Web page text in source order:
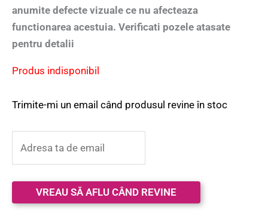
anumite defecte vizuale ce nu afecteaza
functionarea acestuia. Verificati pozele atasate
pentru detalii
Produs indisponibil
Trimite-mi un email când produsul revine în stoc